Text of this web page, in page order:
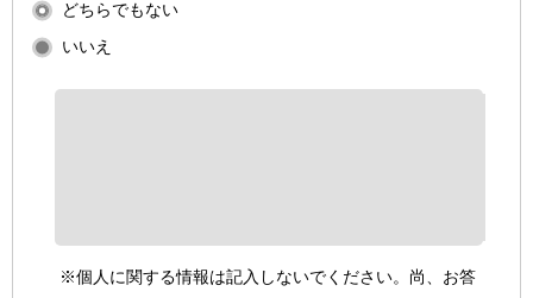
どちらでもない
いいえ
※個人に関する情報は記入しないでください。尚、お答